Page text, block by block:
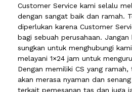
Customer Service kami selalu
dengan sangat baik dan ramah.
diperlukan karena Customer
bagi sebuah perusahaan.
sungkan untuk menghubungi
melayani 1×24 jam untuk
Dengan memiliki CS yang
akan merasa nyaman dan
terkait pemesanan tas dan juga